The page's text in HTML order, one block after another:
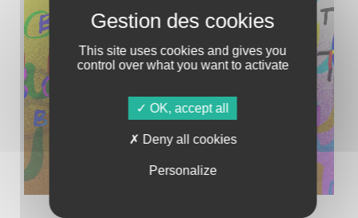
This site uses cookies and gives you
control over what you want to activate
OK, accept all
Deny all cookies
Personalize